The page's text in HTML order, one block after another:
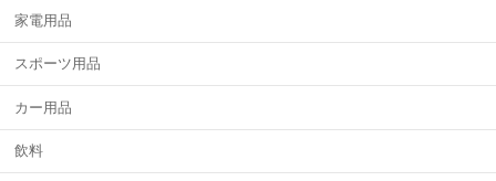
家電用品
スポーツ用品
カー用品
飲料